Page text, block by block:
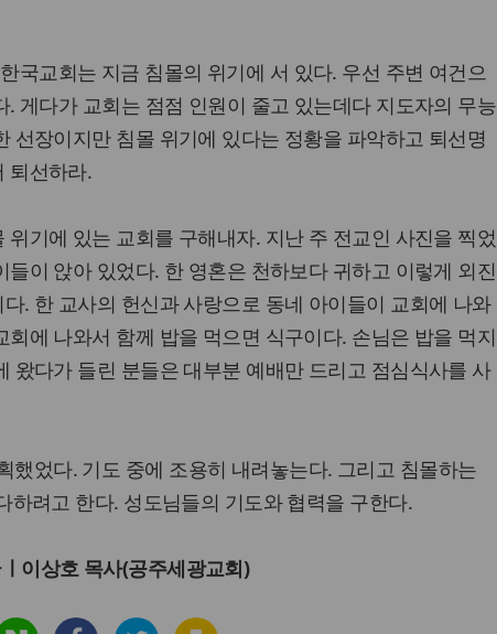
국교회는 지금 침몰의 위기에 서 있다. 우선 주변 여건으
게다가 교회는 점점 인원이 줄고 있는데다 지도자의 무능
선장이지만 침몰 위기에 있다는 정황을 파악하고 퇴선명
퇴선하라.
기에 있는 교회를 구해내자. 지난 주 전교인 사진을 찍었
이 앉아 있었다. 한 영혼은 천하보다 귀하고 이렇게 외진
. 한 교사의 헌신과 사랑으로 동네 아이들이 교회에 나와
에 나와서 함께 밥을 먹으면 식구이다. 손님은 밥을 먹지
왔다가 들린 분들은 대부분 예배만 드리고 점심식사를 사
했었다. 기도 중에 조용히 내려놓는다. 그리고 침몰하는
하려고 한다. 성도님들의 기도와 협력을 구한다.
이상호 목사(공주세광교회)